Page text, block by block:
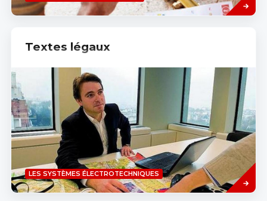
Textes légaux
LES SYSTÈMES ÉLECTROTECHNIQUES
Read
more